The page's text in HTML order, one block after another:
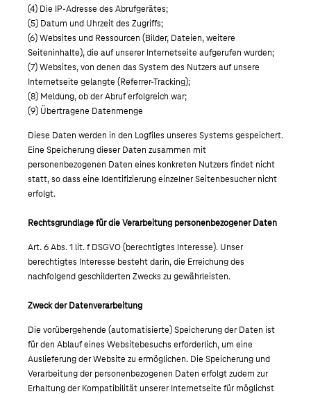
(4) Die IP-Adresse des Abrufgerätes;
(5) Datum und Uhrzeit des Zugriffs;
(6) Websites und Ressourcen (Bilder, Dateien, weitere
Seiteninhalte), die auf unserer Internetseite aufgerufen wurden;
(7) Websites, von denen das System des Nutzers auf unsere
Internetseite gelangte (Referrer-Tracking);
(8) Meldung, ob der Abruf erfolgreich war;
(9) Übertragene Datenmenge
Diese Daten werden in den Logfiles unseres Systems gespeichert.
Eine Speicherung dieser Daten zusammen mit
personenbezogenen Daten eines konkreten Nutzers findet nicht
statt, so dass eine Identifizierung einzelner Seitenbesucher nicht
erfolgt.
Rechtsgrundlage für die Verarbeitung personenbezogener Daten
Art. 6 Abs. 1 lit. f DSGVO (berechtigtes Interesse). Unser
berechtigtes Interesse besteht darin, die Erreichung des
nachfolgend geschilderten Zwecks zu gewährleisten.
Zweck der Datenverarbeitung
Die vorübergehende (automatisierte) Speicherung der Daten ist
für den Ablauf eines Websitebesuchs erforderlich, um eine
Auslieferung der Website zu ermöglichen. Die Speicherung und
Verarbeitung der personenbezogenen Daten erfolgt zudem zur
Erhaltung der Kompatibilität unserer Internetseite für möglichst